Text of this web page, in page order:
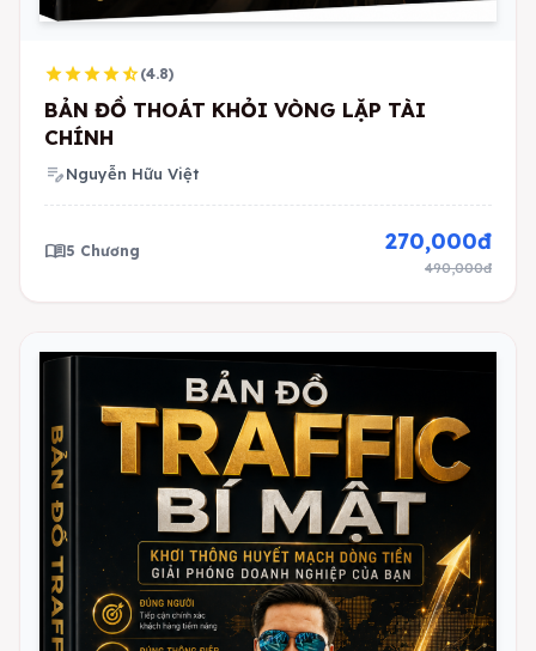
starstarstarstarstar_half(4.8)
BẢN ĐỒ THOÁT KHỎI VÒNG LẶP TÀI
CHÍNH
edit_noteNguyễn Hữu Việt
menu_book5 Chương 270,000đ
490,000đ